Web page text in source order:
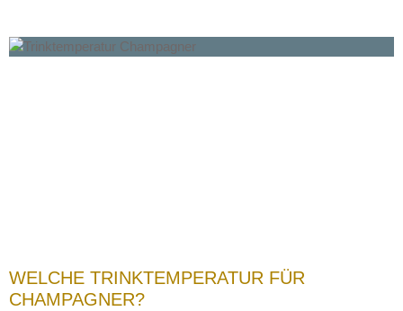
WELCHE TRINKTEMPERATUR FÜR
CHAMPAGNER?